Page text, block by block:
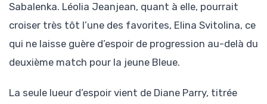
Sabalenka. Léolia Jeanjean, quant à elle, pourrait
croiser très tôt l’une des favorites, Elina Svitolina, ce
qui ne laisse guère d’espoir de progression au-delà du
deuxième match pour la jeune Bleue.
La seule lueur d’espoir vient de Diane Parry, titrée